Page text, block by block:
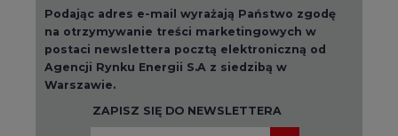
Podając adres e-mail wyrażają Państwo zgodę
na otrzymywanie treści marketingowych w
postaci newslettera pocztą elektroniczną od
Agencji Rynku Energii S.A z siedzibą w
Warszawie.
ZAPISZ SIĘ DO NEWSLETTERA